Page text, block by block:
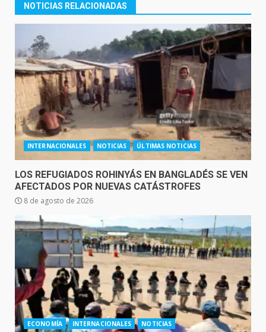
NOTICIAS RELACIONADAS
INTERNACIONALES NOTICIAS ÚLTIMAS NOTICIAS
LOS REFUGIADOS ROHINYÁS EN BANGLADÉS SE VEN
AFECTADOS POR NUEVAS CATÁSTROFES
8 de agosto de 2026
ECONOMÍA INTERNACIONALES
NOTICIAS